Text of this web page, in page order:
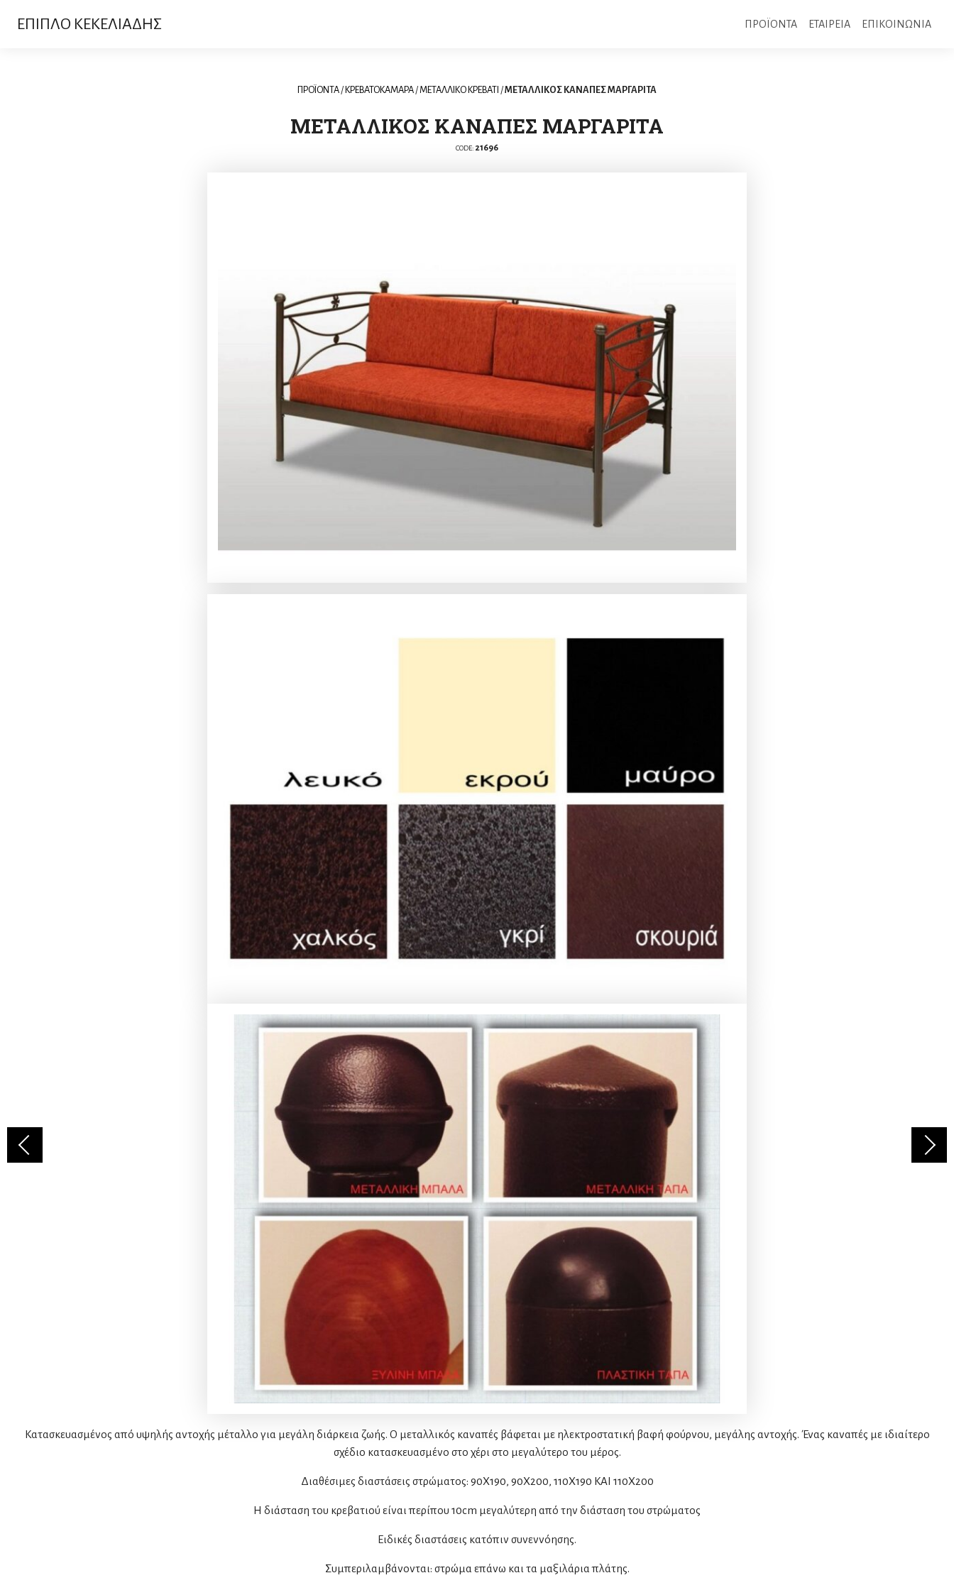
ΕΠΙΠΛΟ ΚΕΚΕΛΙΑΔΗΣ ΠΡΟΪΟΝΤΑ ΕΤΑΙΡΕΙΑ ΕΠΙΚΟΙΝΩΝΙΑ
ΠΡΟΪΟΝΤΑ / ΚΡΕΒΑΤΟΚΑΜΑΡΑ /ΜΕΤΑΛΛΙΚΟ ΚΡΕΒΑΤΙ /ΜΕΤΑΛΛΙΚΟΣ ΚΑΝΑΠΕΣ ΜΑΡΓΑΡΙΤΑ
ΜΕΤΑΛΛΙΚΟΣ ΚΑΝΑΠΕΣ ΜΑΡΓΑΡΙΤΑ
CODE: 21696
Κατασκευασμένος από υψηλής αντοχής μέταλλο για μεγάλη διάρκεια ζωής. Ο μεταλλικός καναπές βάφεται με ηλεκτροστατική βαφή φούρνου, μεγάλης αντοχής. Ένας καναπές με ιδιαίτερο
σχέδιο κατασκευασμένο στο χέρι στο μεγαλύτερο του μέρος.
Διαθέσιμες διαστάσεις στρώματος: 90Χ190, 90X200, 110X190 KAI 110X200
Η διάσταση του κρεβατιού είναι περίπου 10cm μεγαλύτερη από την διάσταση του στρώματος
Ειδικές διαστάσεις κατόπιν συνεννόησης.
Συμπεριλαμβάνονται: στρώμα επάνω και τα μαξιλάρια πλάτης.